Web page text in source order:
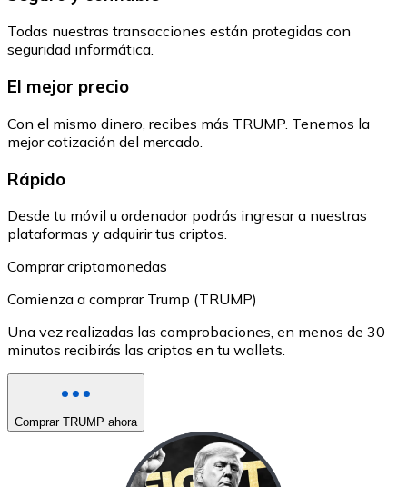
Todas nuestras transacciones están protegidas con
seguridad informática.
El mejor precio
Con el mismo dinero, recibes más TRUMP. Tenemos la
mejor cotización del mercado.
Rápido
Desde tu móvil u ordenador podrás ingresar a nuestras
plataformas y adquirir tus criptos.
Comprar criptomonedas
Comienza a comprar Trump (TRUMP)
Una vez realizadas las comprobaciones, en menos de 30
minutos recibirás las criptos en tu wallets.
Comprar TRUMP ahora